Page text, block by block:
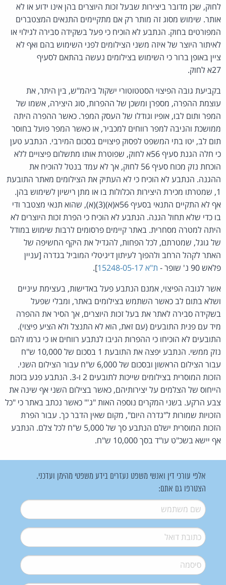
לחוק, שכן מדובר ביצירות שבעל זכות היוצרים בהן אינו ידוע או לא
אותר. שימוש מסוג זה מותר רק אם מתקיימים התנאים המצטברים
המפורטים בחוק. הנתבע לא הוכיח כי פעל בשקידה סבירה לגילוי או
לאיתור היוצר של איזה משני הצילומים לפני השימוש בהם ואף לא
ציין באופן ברור כי השימוש בצילומים נעשה בהתאם לסעיף
27א לחוק.
בקביעת גובה הפיצוי הסטטוטורי ישקול ביהמ"ש, בין היתר, את
עוצמת ההפרה, מספרן ומשכן של ההפרות, סוג היצירה, אשמו של
המפר ותום לבו, אופיו וגודלו של העסק המפר. כאשר ההפרה היתה
ממושכת והניבה למפר רווחים למכביר, או כאשר המפר פועל בחוסר
תום לב, יטו בתי המשפט לפסוק פיצויים בסכום המירבי. הנתבע טען
כי חלה הגנת סעיף 56א לחוק, שפוטרת אותו מתשלום פיצויים ללא
הוכחת נזק מכוח סעיף 56 לחוק, אך לא עמד בנטל להוכיח את
ההגנה. הנתבע לא הוכיח כי לא העתיק את הצילומים מאתר התובעת
1, שמטרתו מכירת היצירות הכלולות בו או מתן רישיון לשימוש בהן.
אף לא התקיים התנאי בסעיף 56א(א)(3)(א), שהוא תנאי מצטבר ודי
בו כדי שלא תחול הגנה. הנתבע לא הוכיח כי הפרת זכות היוצרים לא
היתה למטרה מסחרית. באתר קיימים פרסומים לרבות שימוש במודל
של גוגל, שמטרתם, לכל הפחות, להגדיל את היקף החשיפה של
האתר לקהל הרחב ולהפוך לעיתון דיגיטלי המוביל בגדרה [עניין
פלאש 90 נ' שופר -
ת"א 15248-05-17
].
אשר לגובה הפיצוי, אמנם הנתבע פעל באדישות, בעצימת עיניים
ושלא בתום לב כאשר השתמש בצילומים באתר, ומבלי שפעל
בשקידה סבירה לאתר את בעל זכות היוצרים, אך הסיר את ההפרה
מיד עם פנית התובעים (עם זאת, הוא לא התנצל ולא הציע פיצוי).
התובעים לא הוכיחו כי ההפרות הניבו לנתבע רווחים או כי גרמו להם
נזק ממשי. הנתבע יפצה את התובעת 1 בסכום של 10,000 ש"ח
עבור הצילום הראשון ובסכום של 6,000 ש"ח עבור הצילום השני.
הזכות המוסרית בצילומים שייכות לתובעים 2 ו-3. הנתבע פגע בזכות
הייחוס של הצלמים על יצירותיהם, כאשר בצילום השני אף שינה את
צבע הרקע. בשני המקרים נוספה האות "ג'" כאשר נכתב באתר כי "כל
הזכויות שמורות ל"גדרה היום", מקום שאין הדבר כך. עבור הפרת
הזכות המוסרית ישלם הנתבע סך של 5,000 ש"ח לכל צלם. הנתבע
אף יישא בשכ"ט עו"ד בסך 10,000 ש"ח.
אלפי עורכי דין ואנשי משפט נעזרים בידע משפטי מהימן ועדכני.
הצטרפו גם אתם:
שם משתמש*
דואל*
סיסמה*